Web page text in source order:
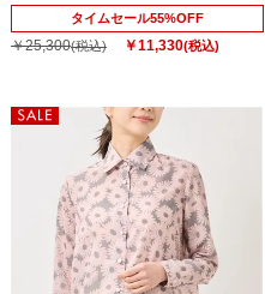
タイムセール55%OFF
￥25,300(税込) ￥11,330(税込)